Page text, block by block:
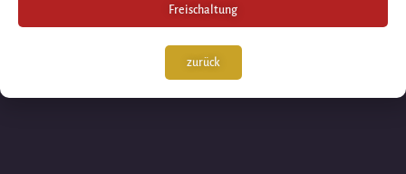
Freischaltung
zurück